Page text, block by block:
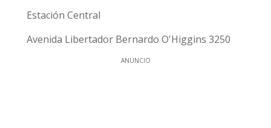
Estación Central
Avenida Libertador Bernardo O'Higgins 3250
ANUNCIO